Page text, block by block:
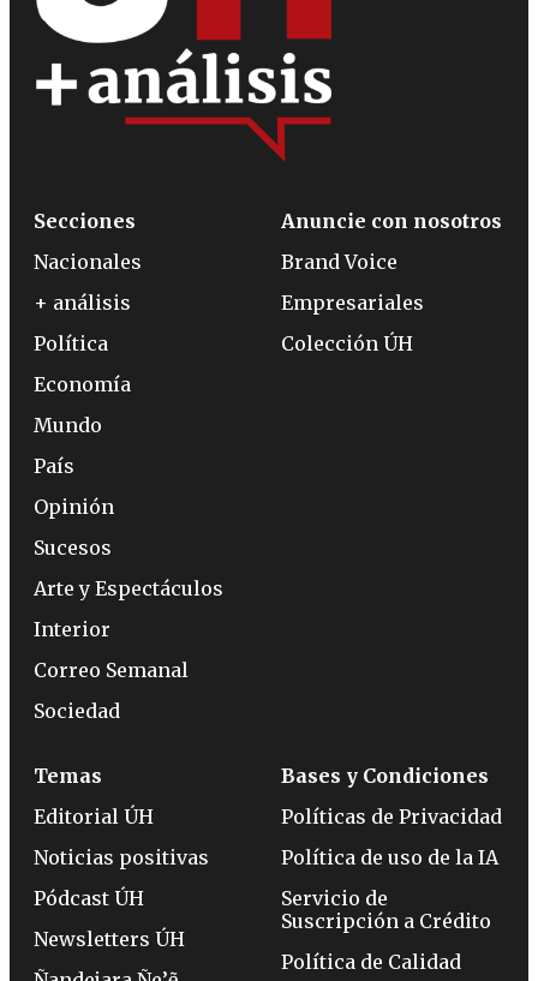
Secciones
Nacionales
+ análisis
Política
Economía
Mundo
País
Opinión
Sucesos
Arte y Espectáculos
Interior
Correo Semanal
Sociedad
Anuncie con nosotros
Brand Voice
Empresariales
Colección ÚH
Temas
Editorial ÚH
Noticias positivas
Pódcast ÚH
Newsletters ÚH
Bases y Condiciones
Políticas de Privacidad
Política de uso de la IA
Servicio de
Suscripción a Crédito
Política de Calidad